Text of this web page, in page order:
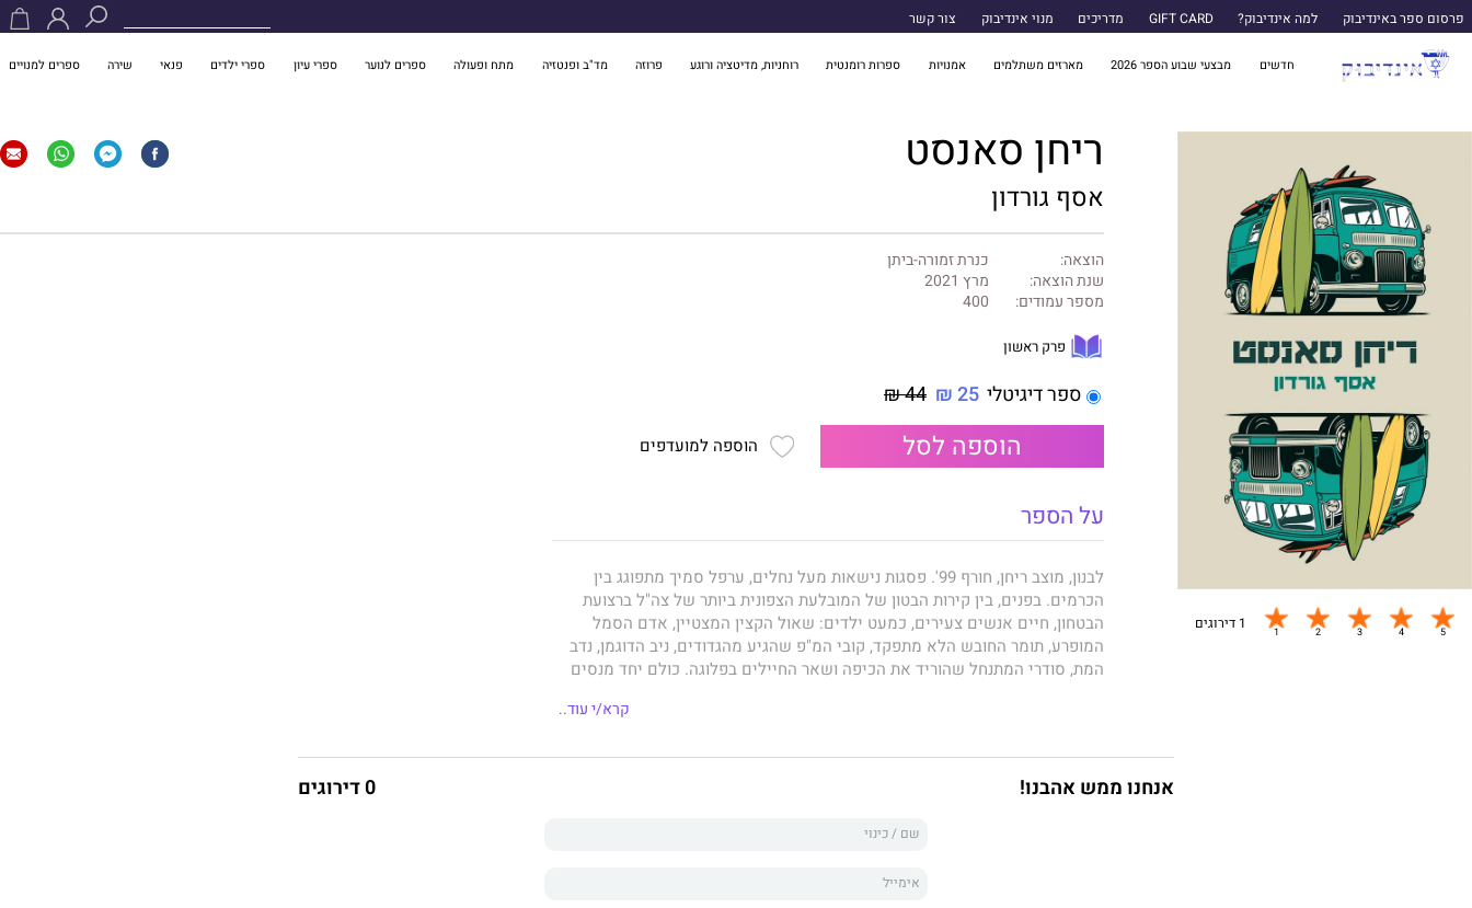
פרסום ספר באינדיבוק למה אינדיבוק? GIFT CARD מדריכים מנוי אינדיבוק צור קשר
חדשים מבצעי שבוע הספר 2026 מארזים משתלמים אמנויות ספרות רומנטית רוחניות, מדיטציה ורוגע פרוזה מד"ב ופנטזיה מתח ופעולה ספרים לנוער ספרי עיון ספרי ילדים פנאי שירה ספרים למנויים
1 דירוגים
ריחן סאנסט
אסף גורדון
הוצאה:
כנרת זמורה-ביתן
שנת הוצאה:
מרץ 2021
מספר עמודים:
400
פרק ראשון
ספר דיגיטלי 25 ₪
44 ₪
הוספה לסל הוספה למועדפים
על הספר
לבנון, מוצב ריחן, חורף 99'. פסגות נישאות מעל נחלים, ערפל סמיך מתפוגג בין
הכרמים. בפנים, בין קירות הבטון של המובלעת הצפונית ביותר של צה"ל ברצועת
הבטחון, חיים אנשים צעירים, כמעט ילדים: שאול הקצין המצטיין, אדם הסמל
המופרע, תומר החובש הלא מתפקד, קובי המ"פ שהגיע מהגדודים, ניב הדוגמן, נדב
המת, סודרי המתנחל שהוריד את הכיפה ושאר החיילים בפלוגה. כולם יחד מנסים
ההר, נדחקה אל שולי ההיסטוריה שלנו מפני המלחמות שבאו לפניה ואחריה.
ישראל, תל אביב, עכשיו. חופים צהובים וחמים. גלים. שקיעות צובעות את האופק.
שאול הוא מדריך גלישה שזוף ושקט שעולמו מתנהל בין דירה שכורה למחסן
גלשנים בחוף המערבי ביפו. הוא חי בבועה, מנותק, ובטוח שהניח מזמן את לבנון ואת
חבריו מאחור. פגישה לא צפויה חושפת שריטות ישנות, צלקות שלא הגלידו, פצעים
פעורים. העבר מתנפל עליו בלי הכנה מוקדמת, פורע חשבונות פתוחים שלא נסגרו
קרא/י עוד..
אנחנו ממש אהבנו! 0 דירוגים